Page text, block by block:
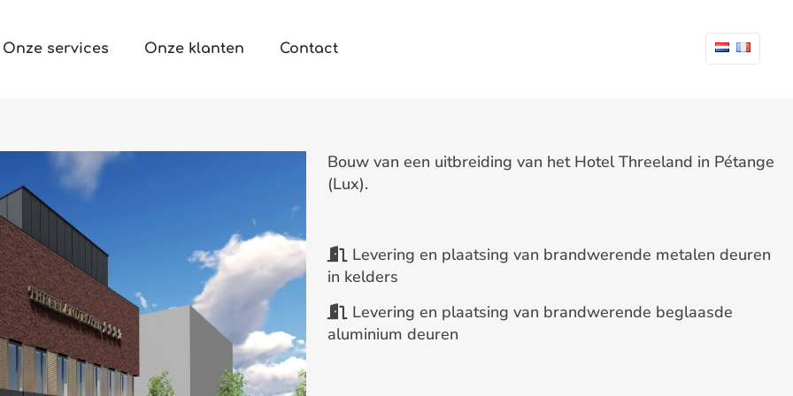
Onze services Onze klanten Contact
Bouw van een uitbreiding van het Hotel Threeland in Pétange
(Lux).
Levering en plaatsing van brandwerende metalen deuren
in kelders
Levering en plaatsing van brandwerende beglaasde
aluminium deuren